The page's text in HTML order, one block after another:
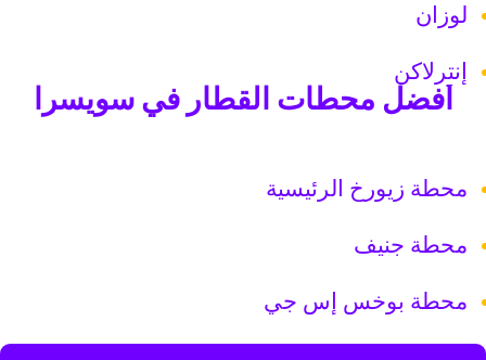
لوزان
إنترلاكن
أفضل محطات القطار في سويسرا
محطة زيورخ الرئيسية
محطة جنيف
محطة بوخس إس جي